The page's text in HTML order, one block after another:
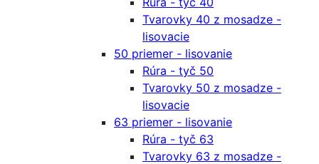
Tvarovky 40 z mosadze -
lisovacie
50 priemer - lisovanie
Rúra - tyč 50
Tvarovky 50 z mosadze -
lisovacie
63 priemer - lisovanie
Rúra - tyč 63
Tvarovky 63 z mosadze -